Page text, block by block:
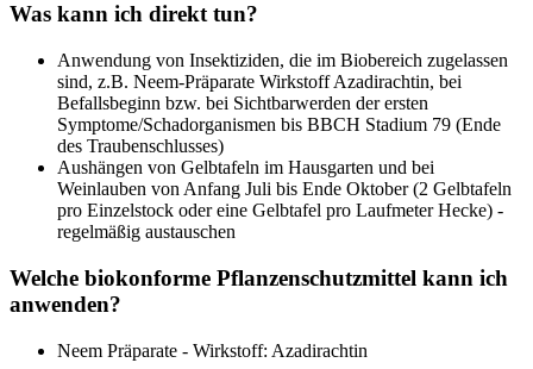
Was kann ich direkt tun?
Anwendung von Insektiziden, die im Biobereich zugelassen
sind, z.B. Neem-Präparate Wirkstoff Azadirachtin, bei
Befallsbeginn bzw. bei Sichtbarwerden der ersten
Symptome/Schadorganismen bis BBCH Stadium 79 (Ende
des Traubenschlusses)
Aushängen von Gelbtafeln im Hausgarten und bei
Weinlauben von Anfang Juli bis Ende Oktober (2 Gelbtafeln
pro Einzelstock oder eine Gelbtafel pro Laufmeter Hecke) -
regelmäßig austauschen
Welche biokonforme Pflanzenschutzmittel kann ich
anwenden?
Neem Präparate - Wirkstoff: Azadirachtin